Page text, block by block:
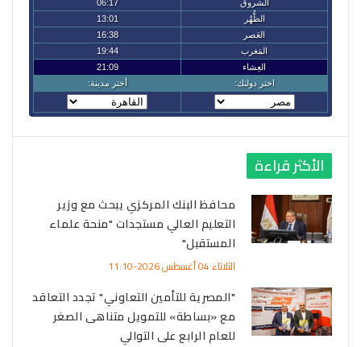
الأكثر قراءة
محافظ البنك المركزي يبحث مع وزير
التعليم العالي مستجدات "منحة علماء
المستقبل"
الثلاثاء 04 أغسطس 2026-11:10
"المصرية للتأمين التعاوني" تجدد التعاقد
مع «بساطة» للتمويل متناهى الصغر
للعام الرابع على التوالي